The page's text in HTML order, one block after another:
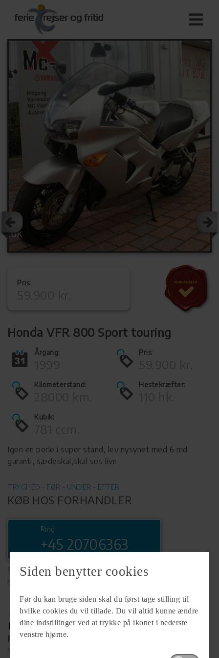
Pris:
Honda VFR 800 Sport touring
Årgang: Pris:
Kilometerstand: Hestekræfter:
Kubik:
Igen en perle i super stand, lev nysynet med 6 md
garanti, sædeskal,skal ses live
TRYGHED - FØR - UNDER - EFTER
KØB HOS FORHANDLER
Ring
+45 20706363
Se komplet info på forhandlerens
hjemmeside
Forhandler
MC.X ApS
Siden benytter cookies
Før du kan bruge siden skal du først tage stilling til
hvilke cookies du vil tillade. Du vil altid kunne ændre
dine indstillinger ved at trykke på ikonet i nederste
venstre hjørne.